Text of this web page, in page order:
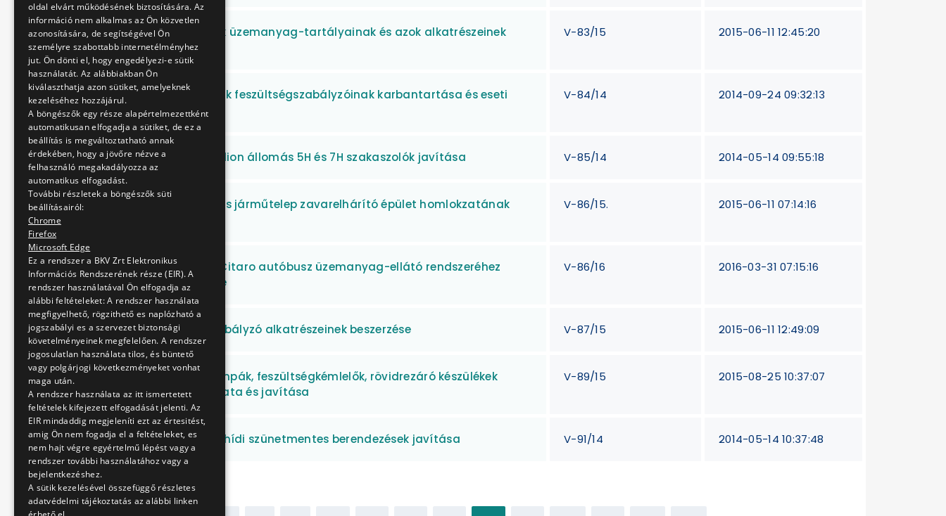
Gumikerekes járművek üzemanyag-tartályainak és azok alkatrészeinek
beszerzése
V-83/15 2015-06-11 12:45:20
M2 és M3 metróvonalak feszültségszabályzóinak karbantartása és eseti
javítása
V-84/14 2014-09-24 09:32:13
M2 Puskás Ferenc Stadion állomás 5H és 7H szakaszolók javítása V-85/14 2014-05-14 09:55:18
BKV Zrt. Baross villamos járműtelep zavarelhárító épület homlokzatának
V-86/15. 2015-06-11 07:14:16
Mercedes-Benz O530 Citaro autóbusz üzemanyag-ellátó rendszeréhez
alkatrészek beszerzése
V-86/16 2016-03-31 07:15:16
Elektromos gáztávszabályzó alkatrészeinek beszerzése V-87/15 2015-06-11 12:49:09
Egyenáramú próbalámpák, feszültségkémlelők, rövidrezáró készülékek
időszakos felülvizsgálata és javítása
V-89/15 2015-08-25 10:37:07
M3 Lehel téri és Árpád hídi szünetmentes berendezések javítása V-91/14 2014-05-14 10:37:48
oldal elvárt működésének biztosítására. Az
információ nem alkalmas az Ön közvetlen
azonosítására, de segítségével Ön
személyre szabottabb internetélményhez
jut. Ön dönti el, hogy engedélyezi-e sütik
használatát. Az alábbiakban Ön
kiválaszthatja azon sütiket, amelyeknek
kezeléséhez hozzájárul.
A böngészők egy része alapértelmezettként
automatikusan elfogadja a sütiket, de ez a
beállítás is megváltoztatható annak
érdekében, hogy a jövőre nézve a
felhasználó megakadályozza az
automatikus elfogadást.
További részletek a böngészők süti
beállításairól:
Chrome
Firefox
Microsoft Edge
Ez a rendszer a BKV Zrt Elektronikus
Információs Rendszerének része (EIR). A
rendszer használatával Ön elfogadja az
alábbi feltételeket: A rendszer használata
megfigyelhető, rögzithető es naplózható a
jogszabályi es a szervezet biztonsági
követelményeinek megfelelően. A rendszer
jogosulatlan használata tilos, és büntető
vagy polgárjogi következményeket vonhat
maga után.
A rendszer használata az itt ismertetett
feltételek kifejezett elfogadását jelenti. Az
EIR mindaddig megjeleníti ezt az értesitést,
amig Ön nem fogadja el a feltételeket, es
nem hajt végre egyértelmű lépést vagy a
rendszer további használatához vagy a
bejelentkezéshez.
A sütik kezelésével összefüggő részletes
adatvédelmi tájékoztatás az alábbi linken